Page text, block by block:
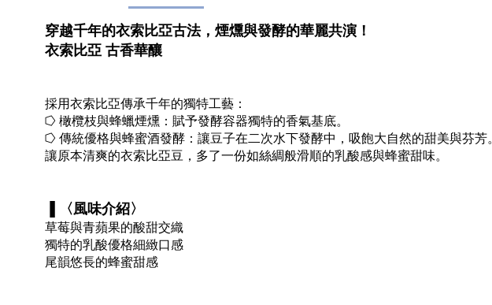
穿越千年的衣索比亞古法，煙燻與發酵的華麗共演！
衣索比亞 古香華釀
採用衣索比亞傳承千年的獨特工藝：
⭔ 橄欖枝與蜂蠟煙燻：賦予發酵容器獨特的香氣基底。
⭔ 傳統優格與蜂蜜酒發酵：讓豆子在二次水下發酵中，吸飽大自然的甜美與芬芳。
讓原本清爽的衣索比亞豆，多了一份如絲綢般滑順的乳酸感與蜂蜜甜味。
▐ 〈風味介紹〉
草莓與青蘋果的酸甜交織
獨特的乳酸優格細緻口感
尾韻悠長的蜂蜜甜感